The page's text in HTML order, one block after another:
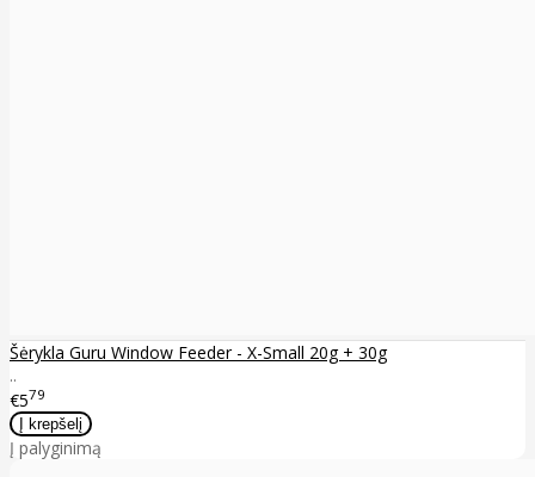
Šėrykla Guru Window Feeder - X-Small 20g + 30g
..
€579
Į palyginimą